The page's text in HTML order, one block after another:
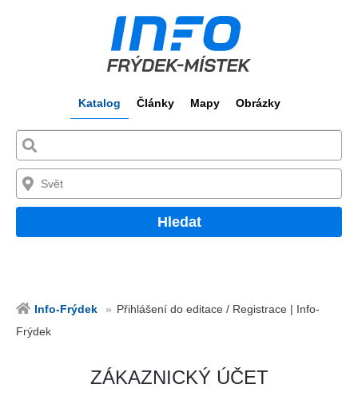
Katalog Články Mapy Obrázky
Hledat
Info-Frýdek
Přihlášení do editace / Registrace | Info-
Frýdek
ZÁKAZNICKÝ ÚČET